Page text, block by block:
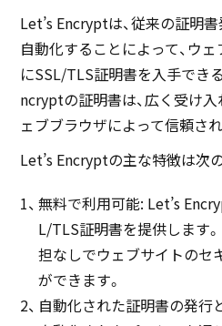
Let’s Encryptは、従来の証明
自動化することによって、ウ
にSSL/TLS証明書を入手でき
ncryptの証明書は、広く受け
ェブブラウザによって信頼さ
Let’s Encryptの主な特徴は次
無料で利用可能: Let’s
L/TLS証明書を提供します
担なしでウェブサイトのセ
ができます。
自動化された証明書の発行